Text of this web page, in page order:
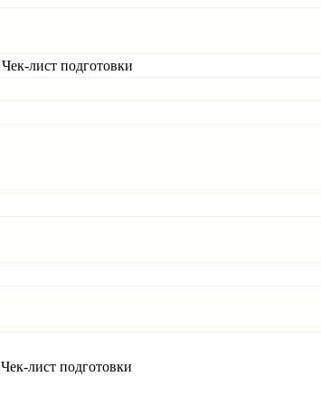
Чек-лист подготовки
Чек-лист подготовки